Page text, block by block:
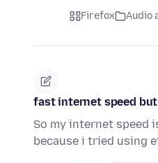
Firefox Audio
fast internet speed
So my internet speed
because i tried using